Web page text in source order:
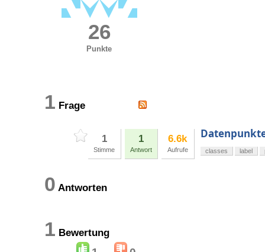
26
Punkte
1 Frage
1
Stimme
1
Antwort
6.6k
Aufrufe classes label
0 Antworten
1 Bewertung